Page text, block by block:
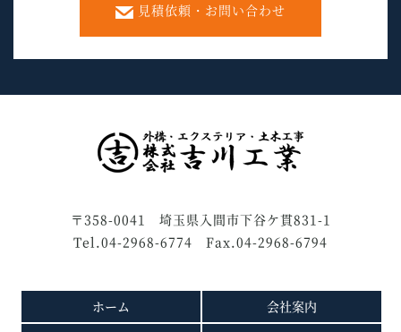
見積依頼・お問い合わせ
〒358-0041 埼玉県入間市下谷ケ貫831-1
Tel.04-2968-6774 Fax.04-2968-6794
ホーム
会社案内